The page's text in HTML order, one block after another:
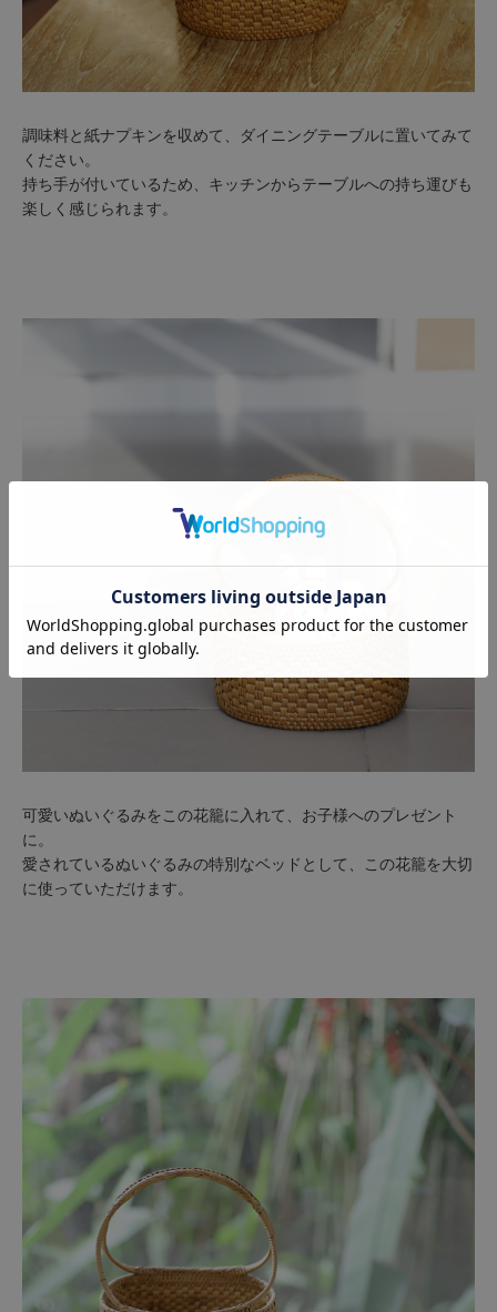
調味料と紙ナプキンを収めて、ダイニングテーブルに置いてみて
ください。
持ち手が付いているため、キッチンからテーブルへの持ち運びも
楽しく感じられます。
可愛いぬいぐるみをこの花籠に入れて、お子様へのプレゼント
に。
愛されているぬいぐるみの特別なベッドとして、この花籠を大切
に使っていただけます。